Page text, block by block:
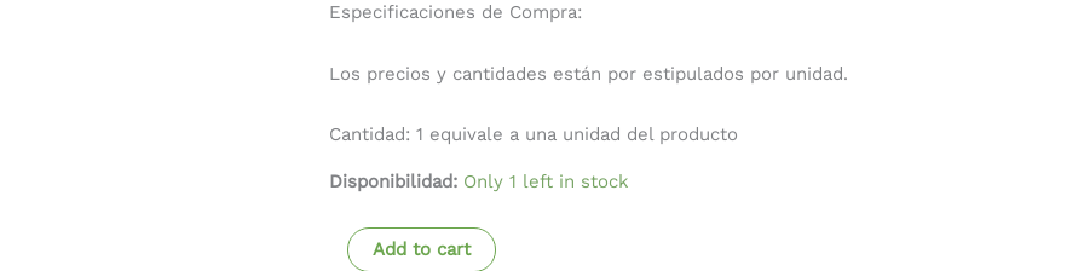
Especificaciones de Compra:
Los precios y cantidades están por estipulados por unidad.
Cantidad: 1 equivale a una unidad del producto
Disponibilidad: Only 1 left in stock
Add to cart